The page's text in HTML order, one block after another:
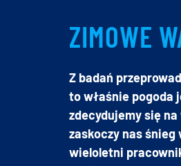
ZIMOWE
Z badań
to właśnie pogoda
zdecydujemy się
zaskoczy nas
wieloletni